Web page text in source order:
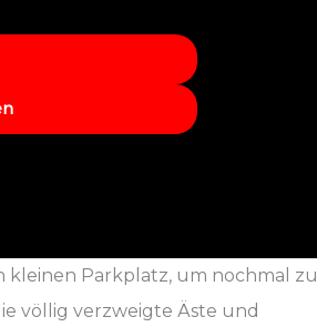
Parkplatz, um nochmal zu
völlig verzweigte Äste und